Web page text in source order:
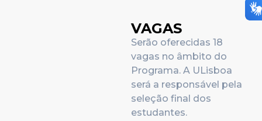
VAGAS
Serão oferecidas 18
vagas no âmbito do
Programa. A ULisboa
será a responsável pela
seleção final dos
estudantes.